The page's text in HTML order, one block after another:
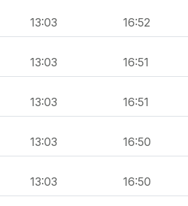
13:03 16:52
13:03 16:51
13:03 16:51
13:03 16:50
13:03 16:50